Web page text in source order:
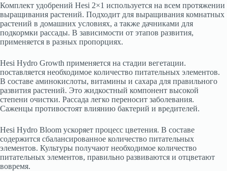
Комплект удобрений Hesi 2×1 используется на всем протяжении
выращивания растений. Подходит для выращивания комнатных
растений в домашних условиях, а также дачниками для
подкормки рассады. В зависимости от этапов развития,
применяется в разных пропорциях.
Hesi Hydro Growth применяется на стадии вегетации.
поставляется необходимое количество питательных элементов.
В составе аминокислоты, витамины и сахара для правильного
развития растений. Это жидкостный компонент высокой
степени очистки. Рассада легко переносит заболевания.
Саженцы противостоят влиянию бактерий и вредителей.
Hesi Hydro Bloom ускоряет процесс цветения. В составе
содержится сбалансированное количество питательных
элементов. Культуры получают необходимое количество
питательных элементов, правильно развиваются и отцветают
вовремя.